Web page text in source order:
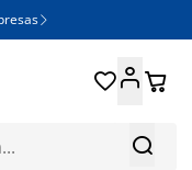


 